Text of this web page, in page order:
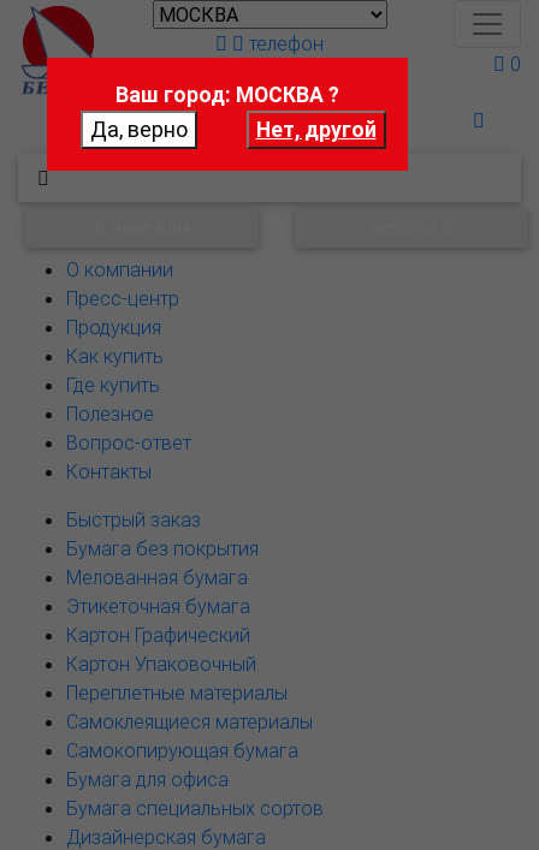
Поможем выбрать
телефон
0
О компании
Пресс-центр
Продукция
Как купить
Где купить
Полезное
Вопрос-ответ
Контакты
Быстрый заказ
Бумага без покрытия
Мелованная бумага
Этикеточная бумага
Картон Графический
Картон Упаковочный
Переплетные материалы
Самоклеящиеся материалы
Самокопирующая бумага
Бумага для офиса
Бумага специальных сортов
Дизайнерская бумага
Ваш город: МОСКВА ?